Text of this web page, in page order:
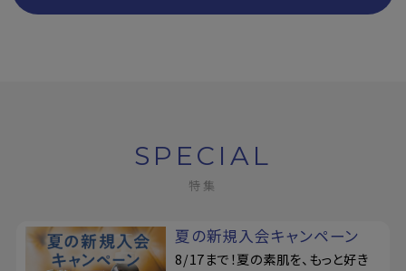
SPECIAL
特集
夏の新規入会キャンペーン
8/17まで！夏の素肌を、もっと好き